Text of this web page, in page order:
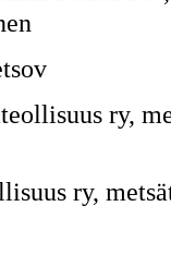
ry,
ry,